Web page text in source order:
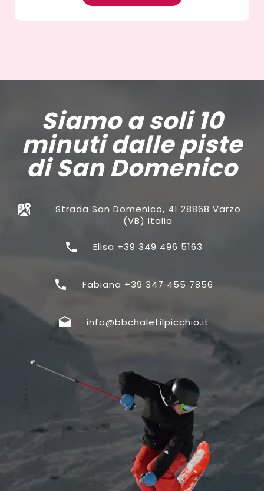
Siamo a soli 10
minuti dalle piste
di San Domenico
Strada San Domenico, 41 28868 Varzo
(VB) Italia
Elisa +39 349 496 5163
Fabiana +39 347 455 7856
info@bbchaletilpicchio.it